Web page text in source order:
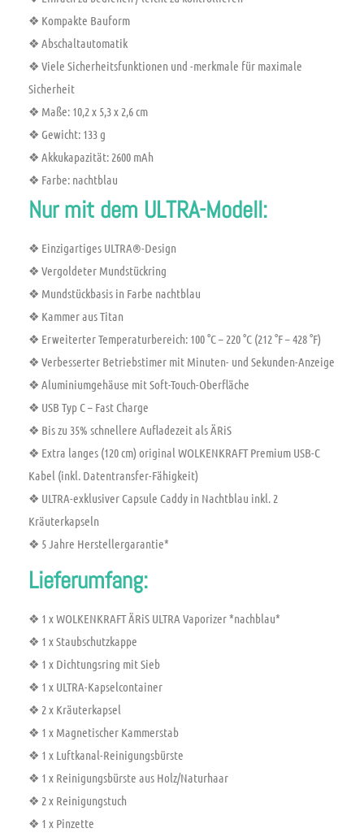
❖ Kompakte Bauform
❖ Abschaltautomatik
❖ Viele Sicherheitsfunktionen und -merkmale für maximale
Sicherheit
❖ Maße: 10,2 x 5,3 x 2,6 cm
❖ Gewicht: 133 g
❖ Akkukapazität: 2600 mAh
❖ Farbe: nachtblau
Nur mit dem ULTRA-Modell:
❖ Einzigartiges ULTRA®-Design
❖ Vergoldeter Mundstückring
❖ Mundstückbasis in Farbe nachtblau
❖ Kammer aus Titan
❖ Erweiterter Temperaturbereich: 100 °C – 220 °C (212 °F – 428 °F)
❖ Verbesserter Betriebstimer mit Minuten- und Sekunden-Anzeige
❖ Aluminiumgehäuse mit Soft-Touch-Oberfläche
❖ USB Typ C – Fast Charge
❖ Bis zu 35% schnellere Aufladezeit als ÄRiS
❖ Extra langes (120 cm) original WOLKENKRAFT Premium USB-C
Kabel (inkl. Datentransfer-Fähigkeit)
❖ ULTRA-exklusiver Capsule Caddy in Nachtblau inkl. 2
Kräuterkapseln
❖ 5 Jahre Herstellergarantie*
Lieferumfang:
❖ 1 x WOLKENKRAFT ÄRiS ULTRA Vaporizer *nachblau*
❖ 1 x Staubschutzkappe
❖ 1 x Dichtungsring mit Sieb
❖ 1 x ULTRA-Kapselcontainer
❖ 2 x Kräuterkapsel
❖ 1 x Magnetischer Kammerstab
❖ 1 x Luftkanal-Reinigungsbürste
❖ 1 x Reinigungsbürste aus Holz/Naturhaar
❖ 2 x Reinigungstuch
❖ 1 x Pinzette